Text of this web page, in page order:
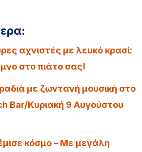
αχνιστές με λευκό κρασί:
στο πιάτο σας!
με ζωντανή μουσική στο
Bar/Κυριακή 9 Αυγούστου
κόσμο – Με μεγάλη